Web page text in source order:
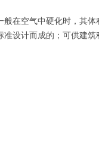
在空气中硬化时，其
设计而成的；可供建